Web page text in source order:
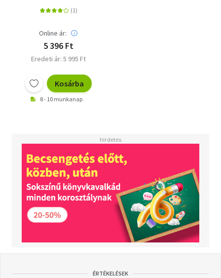
Online ár:
5 396 Ft
Eredeti ár: 5 995 Ft
Kosárba
8 - 10 munkanap
ÉRTÉKELÉSEK